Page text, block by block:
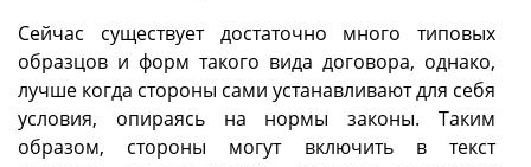
Сейчас существует достаточно много типовых
образцов и форм такого вида договора, однако,
лучше когда стороны сами устанавливают для себя
условия, опираясь на нормы законы. Таким
образом, стороны могут включить в текст